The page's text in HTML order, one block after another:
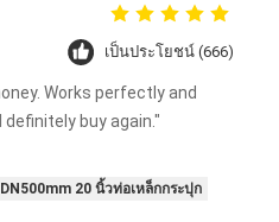
dial in the IPD correctly. The
is smooth, and finding that
all the difference. No more
sessions. Highly
the time to set it up
IPD correctly. The manual
and finding that sweet
เป็นประโยชน์ (666)
Works perfectly and
definitely buy again."
DN500mm 20 นิ้วท่อเหล็กกระปุก